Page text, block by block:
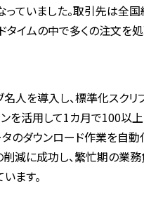
ていました。取引先は全国
タイムの中で多くの注文を
名人を導入し、標準化スクリ
を活用して1カ月で100以
のダウンロード作業を自動
減に成功し、繁忙期の業
ます。